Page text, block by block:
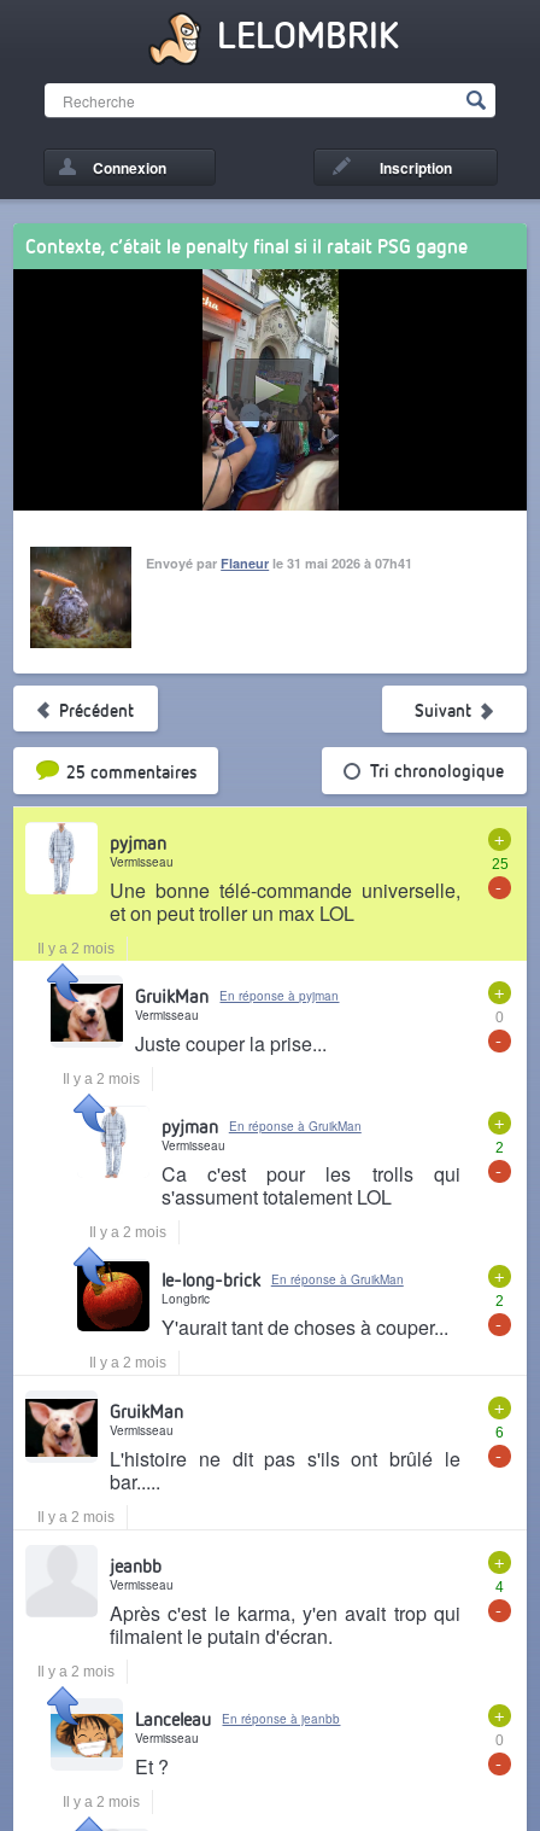
LELOMBRIK
Connexion Inscription
Contexte, c’était le penalty final si il ratait PSG gagne
Envoyé parFlaneur le 31 mai 2026 à 07h41
Précédent
25 commentairesTri par popularité Tri chronologique
Suivant
+
25
-
pyjman
Vermisseau
Une bonne télé-commande universelle,
et on peut troller un max LOL
Il y a 2 mois
+
0
-
GruikMan
En réponse à pyjman
Vermisseau
Juste couper la prise...
Il y a 2 mois
+
2
-
pyjman
En réponse à GruikMan
Vermisseau
Ca c'est pour les trolls qui
s'assument totalement LOL
Il y a 2 mois
+
2
-
le-long-brick
En réponse à GruikMan
Longbric
Y'aurait tant de choses à couper...
Il y a 2 mois
+
6
-
GruikMan
Vermisseau
L'histoire ne dit pas s'ils ont brûlé le
bar.....
Il y a 2 mois
+
4
-
jeanbb
Vermisseau
Après c'est le karma, y'en avait trop qui
filmaient le putain d'écran.
Il y a 2 mois
+
0
-
Lanceleau
En réponse à jeanbb
Vermisseau
Et ?
Il y a 2 mois